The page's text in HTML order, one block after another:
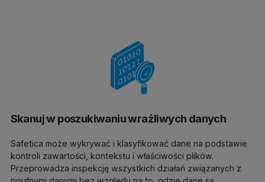
Skanuj w poszukiwaniu wrażliwych danych
Safetica może wykrywać i klasyfikować dane na podstawie
kontroli zawartości, kontekstu i właściwości plików.
Przeprowadza inspekcję wszystkich działań związanych z